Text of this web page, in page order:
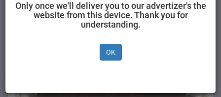
MILLS AS 0,185 kilogram Mills
Only once we'll deliver you to our advertizer's the
website from this device. Thank you for
understanding.
OK